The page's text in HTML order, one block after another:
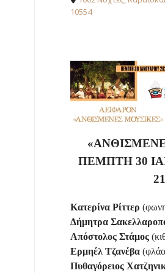
10554
ΠΕΜΠΤΗ 30
Κατερίνα Ρίττερ
Δήμητρα
Απόστολος Στάμος
Ερμηέλ Τζανέβα
Πυθαγόρειος